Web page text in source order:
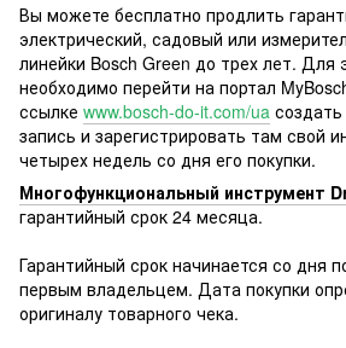
Вы можете бесплатно продлить
электрический, садовый или
линейки Bosch Green до трех лет. Для
необходимо перейти на портал
ссылке www.bosch-do-it.com/ua
запись и зарегистрировать там свой
четырех недель со дня его покупки.
Многофункциональный инструмент
гарантийный срок 24 месяца.
Гарантийный срок начинается со дня
первым владельцем. Дата покупки
оригиналу товарного чека.